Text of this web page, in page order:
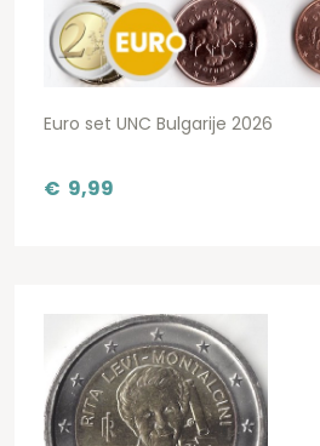
Euro set UNC Bulgarije 2026
€ 9,99